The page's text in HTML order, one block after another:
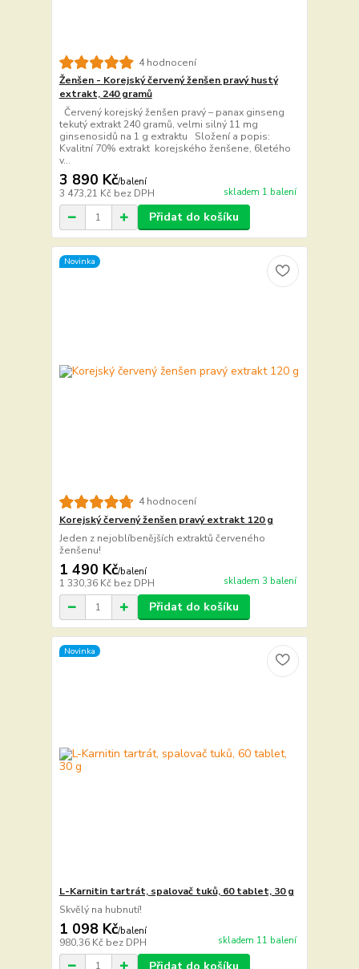
4 hodnocení
Ženšen - Korejský červený ženšen pravý hustý
extrakt, 240 gramů
Červený korejský ženšen pravý – panax ginseng
tekutý extrakt 240 gramů, velmi silný 11 mg
ginsenosidů na 1 g extraktu Složení a popis:
Kvalitní 70% extrakt korejského ženšene, 6letého
v...
3 890 Kč/balení
3 473,21 Kč bez DPH skladem 1 balení
Přidat do košíku
Novinka
4 hodnocení
Korejský červený ženšen pravý extrakt 120 g
Jeden z nejoblíbenějších extraktů červeného
ženšenu!
1 490 Kč/balení
1 330,36 Kč bez DPH skladem 3 balení
Přidat do košíku
Novinka
L-Karnitin tartrát, spalovač tuků, 60 tablet, 30 g
Skvělý na hubnutí!
1 098 Kč/balení
980,36 Kč bez DPH skladem 11 balení
Přidat do košíku